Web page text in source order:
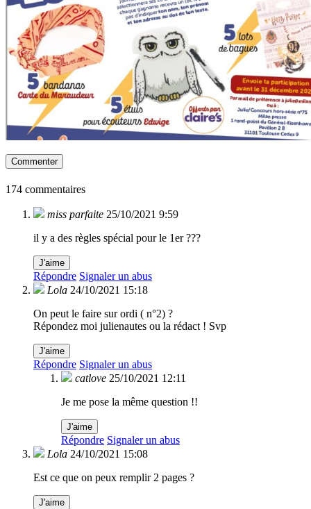
Commenter
174 commentaires
miss parfaite 25/10/2021 9:59
il y a des règles spécial pour le 1er ???
J'aime
Répondre Signaler un abus
Lola 24/10/2021 15:18
On peut le faire sur ordi ( n°2) ?
Répondez moi julienautes ou la rédact ! Svp
J'aime
Répondre Signaler un abus
catlove 25/10/2021 12:11
Je me pose la même question !!
J'aime
Répondre Signaler un abus
Lola 24/10/2021 15:08
Est ce que on peux remplir 2 pages ?
J'aime